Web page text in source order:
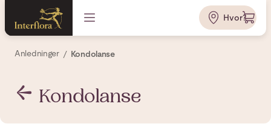
Hvor?
Anledninger Kondolanse
Kondolanse